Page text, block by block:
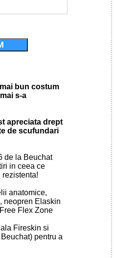
bun costum
s-a
apreciata drept
de scufundari
de la Beuchat
in ceea ce
rezistenta!
anatomice,
neopren Elaskin
Flex Zone
Fireskin si
pentru a